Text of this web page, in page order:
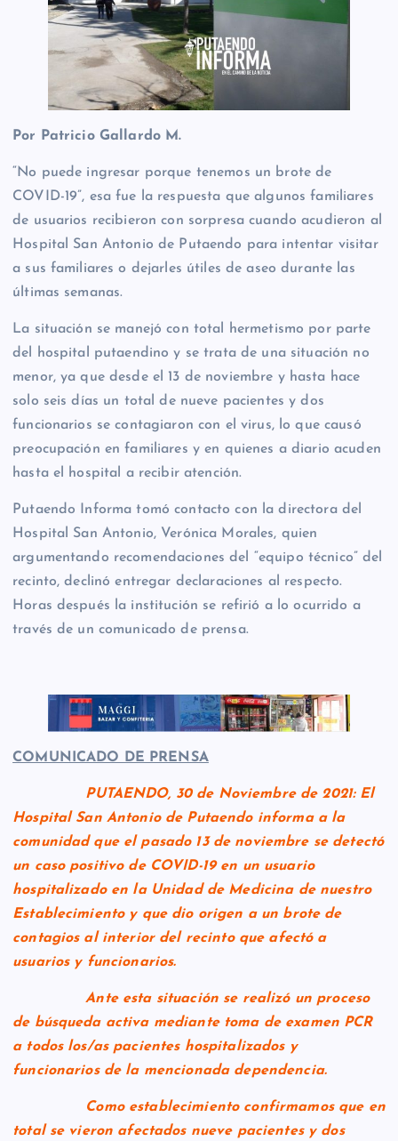
Por Patricio Gallardo M.
“No puede ingresar porque tenemos un brote de
COVID-19”, esa fue la respuesta que algunos familiares
de usuarios recibieron con sorpresa cuando acudieron al
Hospital San Antonio de Putaendo para intentar visitar
a sus familiares o dejarles útiles de aseo durante las
últimas semanas.
La situación se manejó con total hermetismo por parte
del hospital putaendino y se trata de una situación no
menor, ya que desde el 13 de noviembre y hasta hace
solo seis días un total de nueve pacientes y dos
funcionarios se contagiaron con el virus, lo que causó
preocupación en familiares y en quienes a diario acuden
hasta el hospital a recibir atención.
Putaendo Informa tomó contacto con la directora del
Hospital San Antonio, Verónica Morales, quien
argumentando recomendaciones del “equipo técnico” del
recinto, declinó entregar declaraciones al respecto.
Horas después la institución se refirió a lo ocurrido a
través de un comunicado de prensa.
COMUNICADO DE PRENSA
PUTAENDO, 30 de Noviembre de 2021: El
Hospital San Antonio de Putaendo informa a la
comunidad que el pasado 13 de noviembre se detectó
un caso positivo de COVID-19 en un usuario
hospitalizado en la Unidad de Medicina de nuestro
Establecimiento y que dio origen a un brote de
contagios al interior del recinto que afectó a
usuarios y funcionarios.
Ante esta situación se realizó un proceso
de búsqueda activa mediante toma de examen PCR
a todos los/as pacientes hospitalizados y
funcionarios de la mencionada dependencia.
Como establecimiento confirmamos que en
total se vieron afectados nueve pacientes y dos